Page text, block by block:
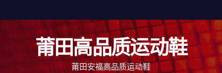
至
莆田高品质运动鞋
莆田安福高品质运动鞋